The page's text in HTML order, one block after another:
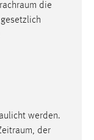
die
werden.
, der